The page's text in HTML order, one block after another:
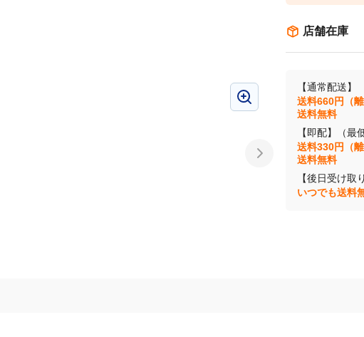
店舗在庫
【通常配送】
送料660円（
送料無料
【即配】（最
送料330円（
送料無料
【後日受け取